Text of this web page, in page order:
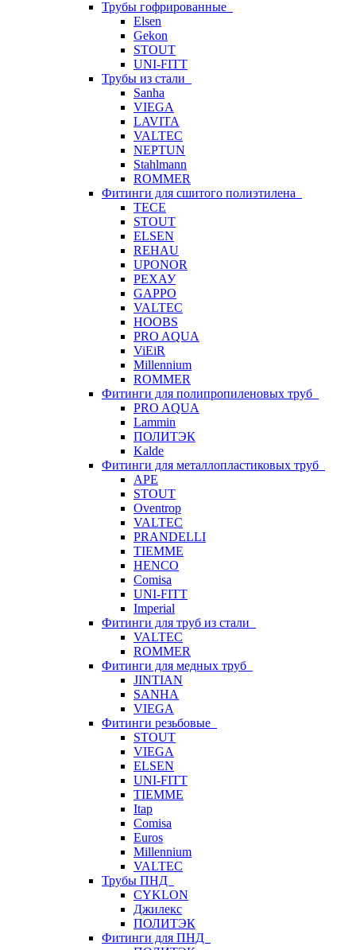
Трубы гофрированные
Elsen
Gekon
STOUT
UNI-FITT
Трубы из стали
Sanha
VIEGA
LAVITA
VALTEC
NEPTUN
Stahlmann
ROMMER
Фитинги для сшитого полиэтилена
TECE
STOUT
ELSEN
REHAU
UPONOR
РЕХАУ
GAPPO
VALTEC
HOOBS
PRO AQUA
ViEiR
Millennium
ROMMER
Фитинги для полипропиленовых труб
PRO AQUA
Lammin
ПОЛИТЭК
Kalde
Фитинги для металлопластиковых труб
APE
STOUT
Oventrop
VALTEC
PRANDELLI
TIEMME
HENCO
Comisa
UNI-FITT
Imperial
Фитинги для труб из стали
VALTEC
ROMMER
Фитинги для медных труб
JINTIAN
SANHA
VIEGA
Фитинги резьбовые
STOUT
VIEGA
ELSEN
UNI-FITT
TIEMME
Itap
Comisa
Euros
Millennium
VALTEC
Трубы ПНД
CYKLON
Джилекс
ПОЛИТЭК
Фитинги для ПНД